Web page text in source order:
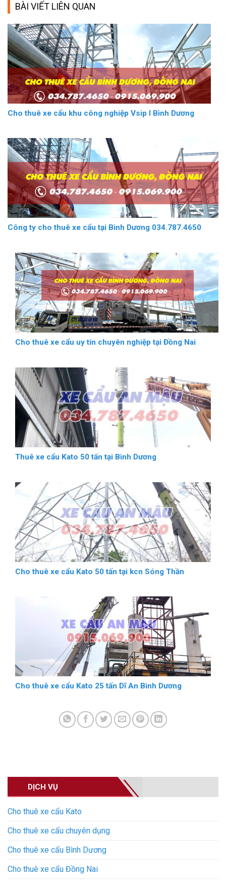
DỊCH VỤ
Cho thuê xe cẩu Kato
Cho thuê xe cẩu chuyên dụng
Cho thuê xe cẩu Bình Dương
Cho thuê xe cẩu Đồng Nai
BÀI VIẾT LIÊN QUAN
Cho thuê xe cẩu khu công nghiệp Vsip I Bình Dương
Công ty cho thuê xe cẩu tại Bình Dương 034.787.4650
Cho thuê xe cẩu uy tín chuyên nghiệp tại Đồng Nai
Thuê xe cẩu Kato 50 tấn tại Bình Dương
Cho thuê xe cẩu Kato 50 tấn tại kcn Sóng Thần
Cho thuê xe cẩu Kato 25 tấn Dĩ An Bình Dương